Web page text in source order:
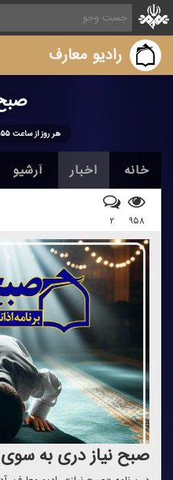
رادیو معارف
هر روز از ساعت ۰۴:۵۵ به مدت ۴۰ دقیقه
خانه اخبار آرشیو
۹۵۸ ۲
صبح نیاز دری به سوی